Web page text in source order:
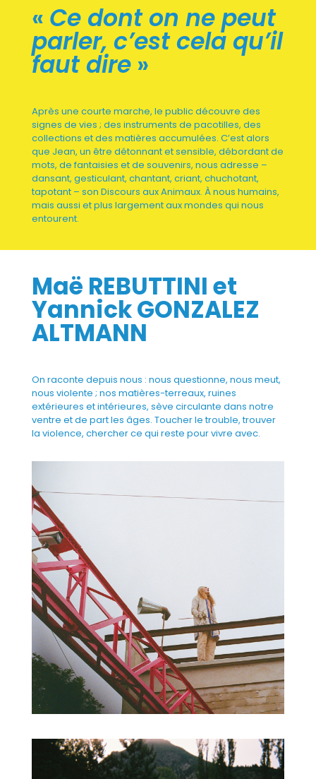
« Ce dont on ne peut
parler, c’est cela qu’il
faut dire»
Après une courte marche, le public découvre des
signes de vies ; des instruments de pacotilles, des
collections et des matières accumulées. C’est alors
que Jean, un être détonnant et sensible, débordant de
mots, de fantaisies et de souvenirs, nous adresse –
dansant, gesticulant, chantant, criant, chuchotant,
tapotant – son Discours aux Animaux. À nous humains,
mais aussi et plus largement aux mondes qui nous
entourent.
Maë REBUTTINI et
Yannick GONZALEZ
ALTMANN
On raconte depuis nous : nous questionne, nous meut,
nous violente ; nos matières-terreaux, ruines
extérieures et intérieures, sève circulante dans notre
ventre et de part les âges. Toucher le trouble, trouver
la violence, chercher ce qui reste pour vivre avec.